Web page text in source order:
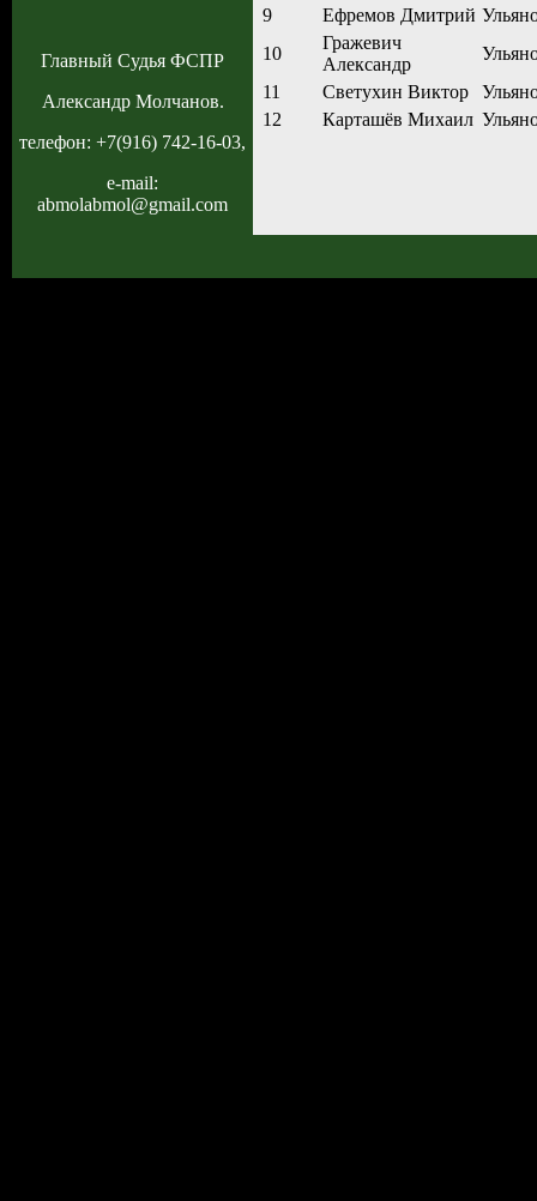
Главный Судья ФСПР
Александр Молчанов.
телефон: +7(916) 742-16-03,
e-mail:
abmolabmol@gmail.com
9
Ефремов Дмитрий
10
Гражевич
Александр
11
Светухин Виктор
12
Карташёв Михаил